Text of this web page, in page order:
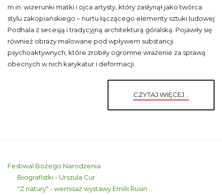
m.in. wizerunki matki i ojca artysty, który zasłynął jako twórca
stylu zakopiańskiego – nurtu łączącego elementy sztuki ludowej
Podhala z secesją i tradycyjną architekturą góralską. Pojawiły się
również obrazy malowane pod wpływem substancji
psychoaktywnych, które zrobiły ogromne wrażenie za sprawą
obecnych w nich karykatur i deformacji.
CZYTAJ WIĘCEJ...
Festiwal Bożego Narodzenia
Biografistki - Urszula Cur
"Z natury" - wernisaż wystawy Emilii Rusin